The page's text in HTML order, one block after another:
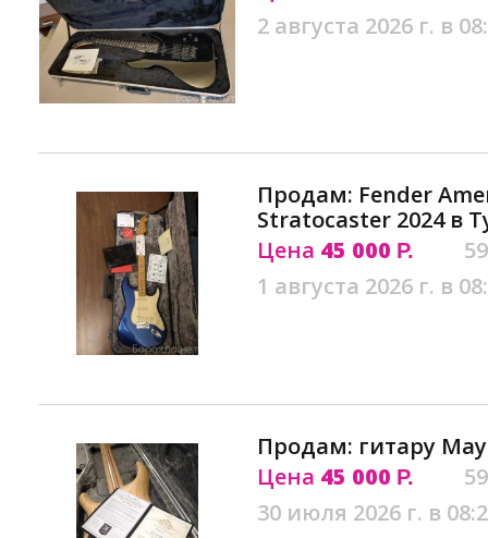
2 августа 2026 г. в
Продам: Fender
Stratocaster 2024 в
Цена 45 000 Р.
1 августа 2026 г. в
Продам: гитару
Цена 45 000 Р.
30 июля 2026 г. в